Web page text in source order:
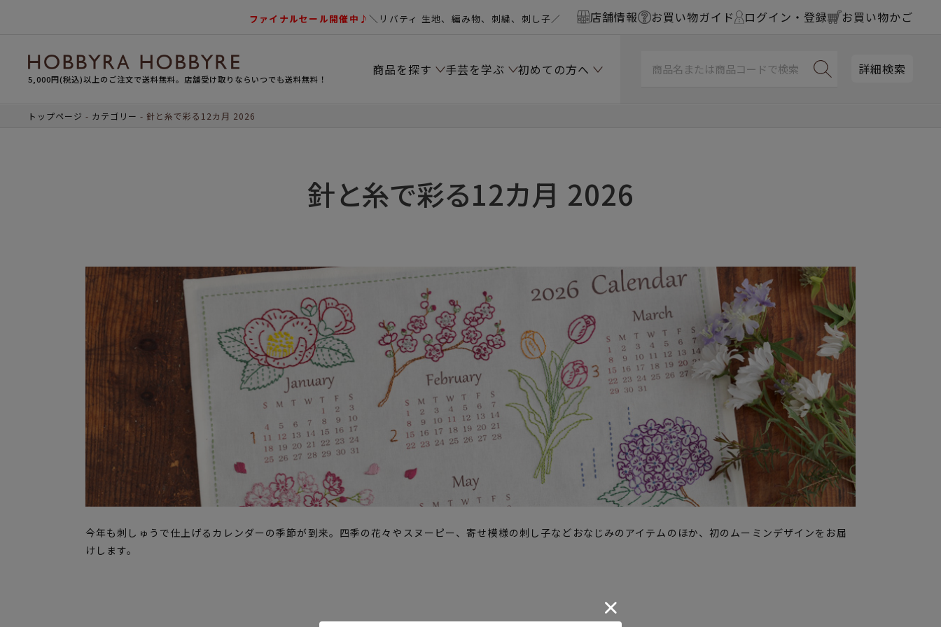
ファイナルセール開催中♪＼リバティ 生地、編み物、刺繍、刺し子／ 店舗情報 お買い物ガイド ログイン・登録 お買い物かご
5,000円(税込)以上のご注文で送料無料。店舗受け取りならいつでも送料無料！
商品を探す 手芸を学ぶ 初めての方へ 詳細検索
トップページ カテゴリー 針と糸で彩る12カ月 2026
針と糸で彩る12カ月 2026
今年も刺しゅうで仕上げるカレンダーの季節が到来。四季の花々やスヌーピー、寄せ模様の刺し子などおなじみのアイテムのほか、初のムーミンデザインをお届
けします。